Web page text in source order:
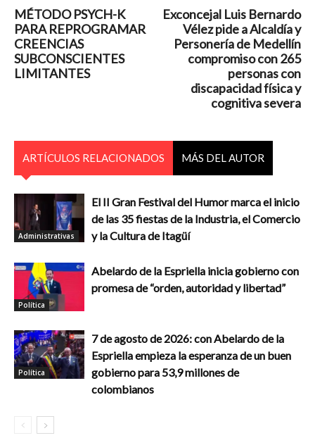
MÉTODO PSYCH-K
PARA REPROGRAMAR
CREENCIAS
SUBCONSCIENTES
LIMITANTES
Exconcejal Luis Bernardo
Vélez pide a Alcaldía y
Personería de Medellín
compromiso con 265
personas con
discapacidad física y
cognitiva severa
ARTÍCULOS RELACIONADOS MÁS DEL AUTOR
Administrativas
El II Gran Festival del Humor marca el inicio
de las 35 fiestas de la Industria, el Comercio
y la Cultura de Itagüí
Política
Abelardo de la Espriella inicia gobierno con
promesa de “orden, autoridad y libertad”
Política
7 de agosto de 2026: con Abelardo de la
Espriella empieza la esperanza de un buen
gobierno para 53,9 millones de
colombianos